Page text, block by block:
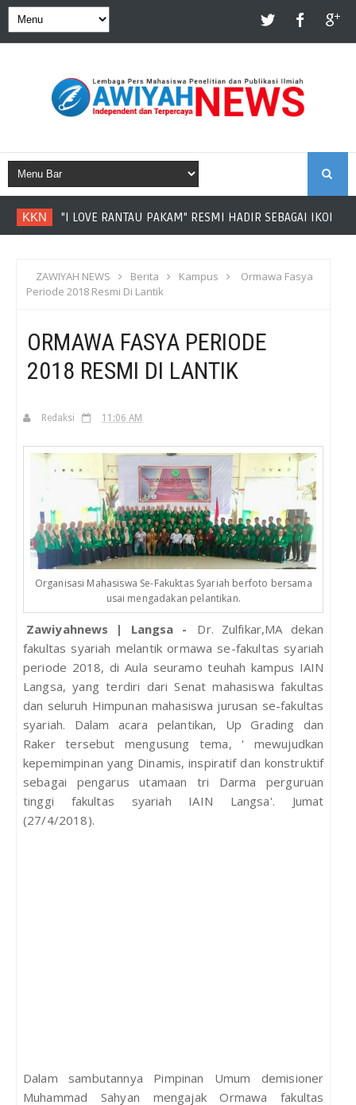
KKN "I LOVE RANTAU PAKAM" RESMI HADIR SEBAGAI IKON
ZAWIYAH NEWS Berita Kampus
Ormawa Fasya
Periode 2018 Resmi Di Lantik
ORMAWA FASYA PERIODE
2018 RESMI DI LANTIK
Redaksi 11:06 AM
Organisasi Mahasiswa Se-Fakuktas Syariah berfoto bersama
usai mengadakan pelantikan.
Zawiyahnews | Langsa -
Dr. Zulfikar,MA dekan
fakultas syariah melantik ormawa se-fakultas syariah
periode 2018, di Aula seuramo teuhah kampus IAIN
Langsa, yang terdiri dari Senat mahasiswa fakultas
dan seluruh Himpunan mahasiswa jurusan se-fakultas
syariah. Dalam acara pelantikan, Up Grading dan
Raker tersebut mengusung tema, ' mewujudkan
kepemimpinan yang Dinamis, inspiratif dan konstruktif
sebagai pengarus utamaan tri Darma perguruan
tinggi fakultas syariah IAIN Langsa'. Jumat
(27/4/2018).
Dalam sambutannya Pimpinan Umum demisioner
Muhammad Sahyan mengajak Ormawa fakultas